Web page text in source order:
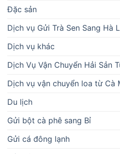
Đặc sản
Dịch vụ Gửi Trà Sen Sang Hà
Dịch vụ khác
Dịch Vụ Vận Chuyển Hải Sản
Dịch vụ vận chuyển loa từ Cà
Du lịch
Gửi bột cà phê sang Bỉ
Gửi cá đông lạnh